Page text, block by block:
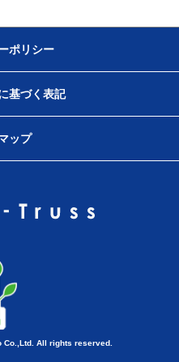
ポリシー
基づく表記
ップ
All rights reserved.